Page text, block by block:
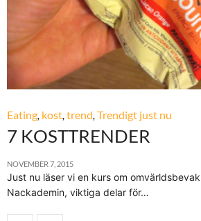
Eating kost trend Trendigt just nu
7 KOSTTRENDER
NOVEMBER 7, 2015
Just nu läser vi en kurs om
Nackademin, viktiga delar för…